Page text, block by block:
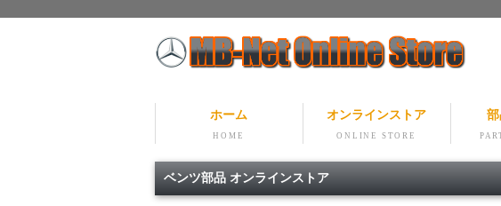
ホーム
HOME
オンラインストア
ONLINE STORE
部
ベンツ部品 オンラインストア